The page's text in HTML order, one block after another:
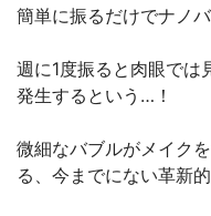
簡単に振るだけでナノ
週に1度振ると肉眼では
発生するという…！
微細なバブルがメイク
る、今までにない革新